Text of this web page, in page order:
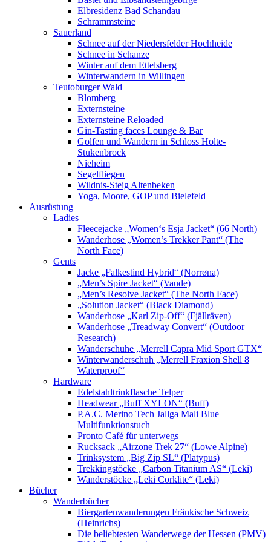
Elbresidenz Bad Schandau
Schrammsteine
Sauerland
Schnee auf der Niedersfelder Hochheide
Schnee in Schanze
Winter auf dem Ettelsberg
Winterwandern in Willingen
Teutoburger Wald
Blomberg
Externsteine
Externsteine Reloaded
Gin-Tasting faces Lounge & Bar
Golfen und Wandern in Schloss Holte-
Stukenbrock
Nieheim
Segelfliegen
Wildnis-Steig Altenbeken
Yoga, Moore, GOP und Bielefeld
Ausrüstung
Ladies
Fleecejacke „Women‘s Esja Jacket“ (66 North)
Wanderhose „Women’s Trekker Pant“ (The
North Face)
Gents
Jacke „Falkestind Hybrid“ (Norrøna)
„Men’s Spire Jacket“ (Vaude)
„Men’s Resolve Jacket“ (The North Face)
„Solution Jacket“ (Black Diamond)
Wanderhose „Karl Zip-Off“ (Fjällräven)
Wanderhose „Treadway Convert“ (Outdoor
Research)
Wanderschuhe „Merrell Capra Mid Sport GTX“
Winterwanderschuh „Merrell Fraxion Shell 8
Waterproof“
Hardware
Edelstahltrinkflasche Telper
Headwear „Buff XYLON“ (Buff)
P.A.C. Merino Tech Jallga Mali Blue –
Multifunktionstuch
Pronto Café für unterwegs
Rucksack „Airzone Trek 27“ (Lowe Alpine)
Trinksystem „Big Zip SL“ (Platypus)
Trekkingstöcke „Carbon Titanium AS“ (Leki)
Wanderstöcke „Leki Corklite“ (Leki)
Bücher
Wanderbücher
Biergartenwanderungen Fränkische Schweiz
(Heinrichs)
Die beliebtesten Wanderwege der Hessen (PMV)